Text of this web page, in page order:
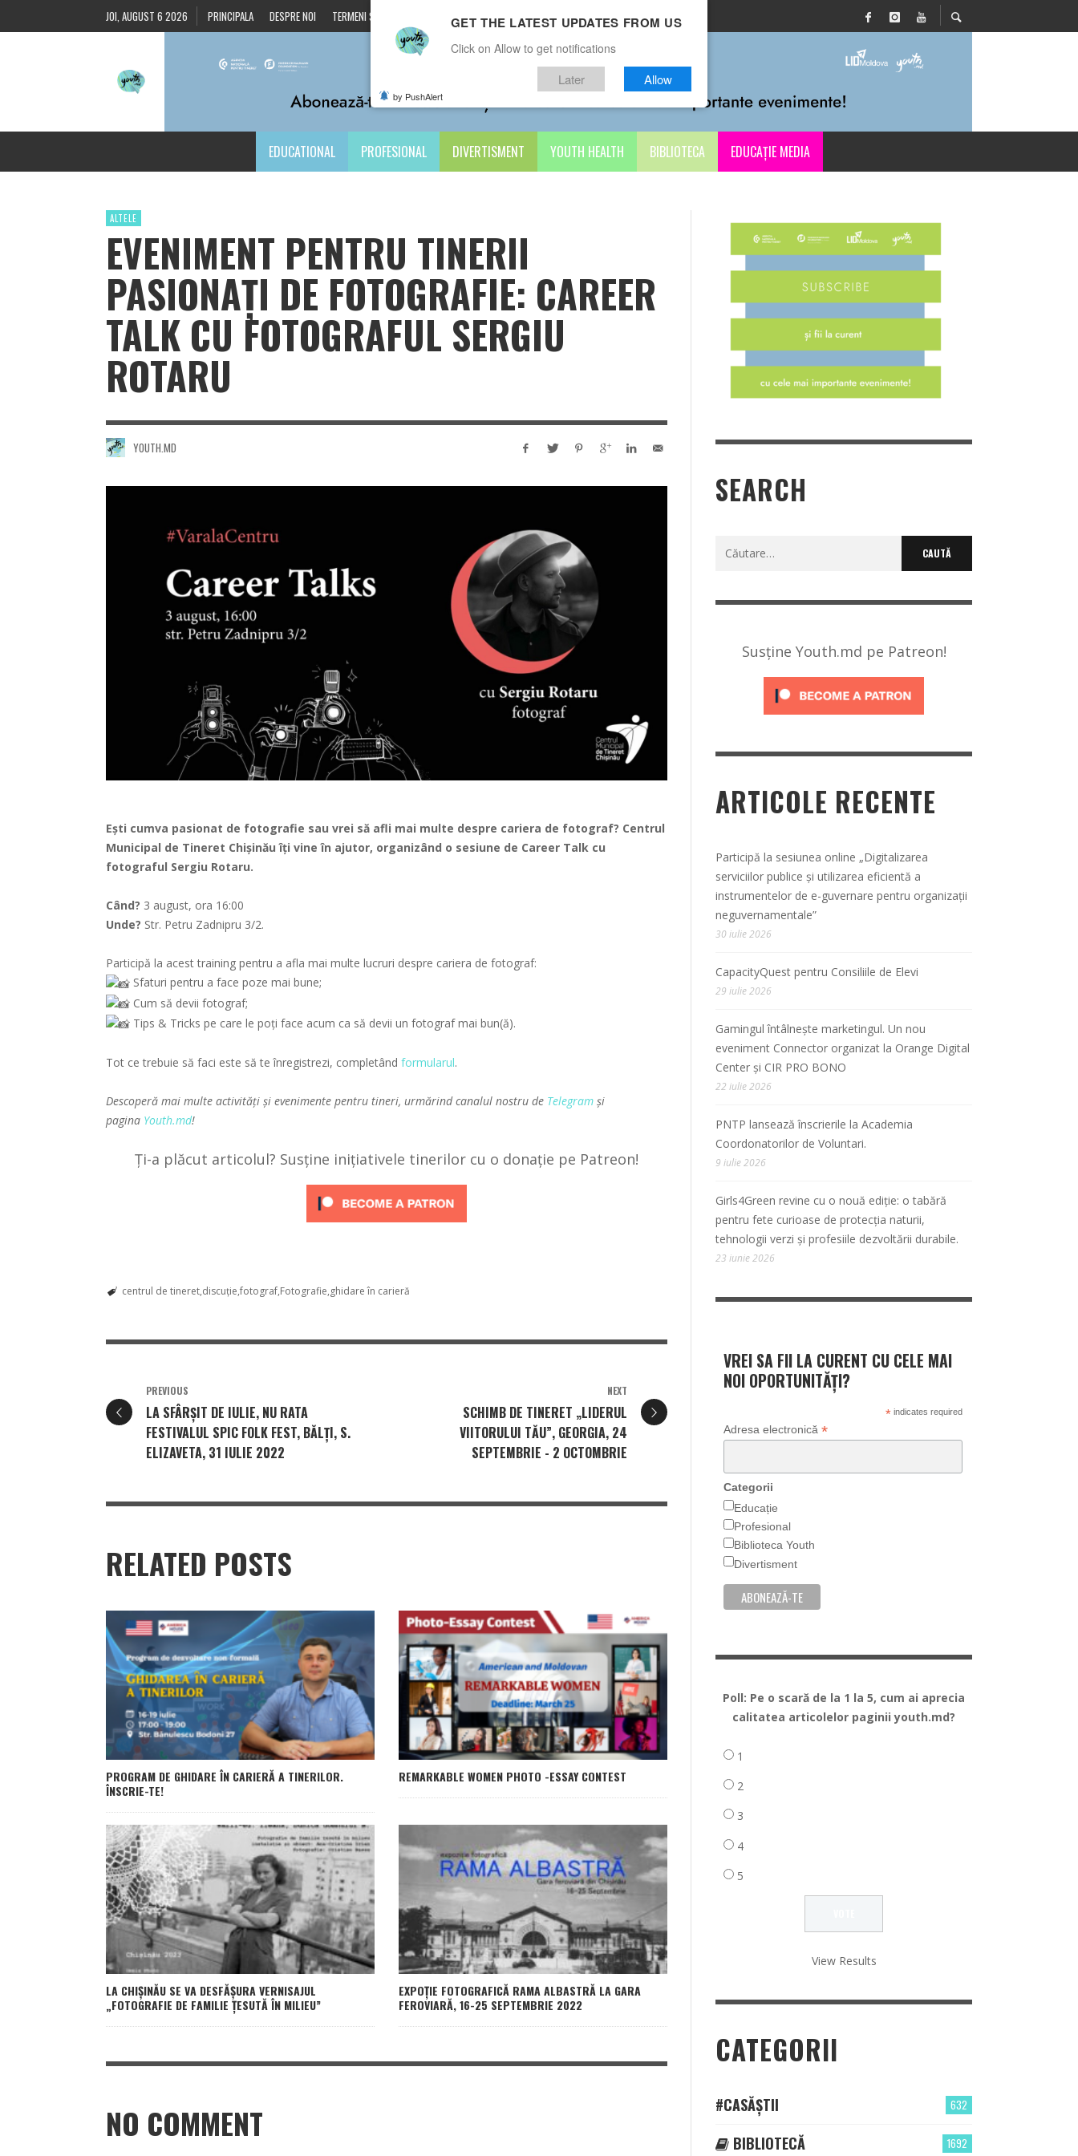
JOI, AUGUST 6 2026 PRINCIPALA DESPRE NOI TERMENI ȘI CONDIȚII CONTACTE
EDUCATIONAL PROFESIONAL DIVERTISMENT YOUTH HEALTH BIBLIOTECA EDUCAȚIE MEDIA
ALTELE
EVENIMENT PENTRU TINERII
PASIONAȚI DE FOTOGRAFIE: CAREER
TALK CU FOTOGRAFUL SERGIU
ROTARU
YOUTH.MD
Ești cumva pasionat de fotografie sau vrei să afli mai multe despre cariera de fotograf? Centrul
Municipal de Tineret Chișinău îți vine în ajutor, organizând o sesiune de Career Talk cu
fotograful Sergiu Rotaru.
Când? 3 august, ora 16:00
Unde? Str. Petru Zadnipru 3/2.
Participă la acest training pentru a afla mai multe lucruri despre cariera de fotograf:
Sfaturi pentru a face poze mai bune;
Cum să devii fotograf;
Tips & Tricks pe care le poți face acum ca să devii un fotograf mai bun(ă).
Tot ce trebuie să faci este să te înregistrezi, completând formularul.
Descoperă mai multe activități și evenimente pentru tineri, urmărind canalul nostru de Telegram și
pagina Youth.md!
Ți-a plăcut articolul? Susține inițiativele tinerilor cu o donație pe Patreon!
centrul de tineret discuție fotograf Fotografie ghidare în carieră
PREVIOUS
LA SFÂRȘIT DE IULIE, NU RATA
FESTIVALUL SPIC FOLK FEST, BĂLȚI, S.
ELIZAVETA, 31 IULIE 2022
NEXT
SCHIMB DE TINERET „LIDERUL
VIITORULUI TĂU”, GEORGIA, 24
SEPTEMBRIE - 2 OCTOMBRIE
RELATED POSTS
PROGRAM DE GHIDARE ÎN CARIERĂ A TINERILOR.
ÎNSCRIE-TE!
REMARKABLE WOMEN PHOTO -ESSAY CONTEST
LA CHIȘINĂU SE VA DESFĂȘURA VERNISAJUL
„FOTOGRAFIE DE FAMILIE ȚESUTĂ ÎN MILIEU”
EXPOȚIE FOTOGRAFICĂ RAMA ALBASTRĂ LA GARA
FEROVIARĂ, 16-25 SEPTEMBRIE 2022
NO COMMENT
SEARCH
Caută
Susține Youth.md pe Patreon!
ARTICOLE RECENTE
Participă la sesiunea online „Digitalizarea
serviciilor publice și utilizarea eficientă a
instrumentelor de e-guvernare pentru organizații
neguvernamentale”
30 iulie 2026
CapacityQuest pentru Consiliile de Elevi
29 iulie 2026
Gamingul întâlnește marketingul. Un nou
eveniment Connector organizat la Orange Digital
Center și CIR PRO BONO
22 iulie 2026
PNTP lansează înscrierile la Academia
Coordonatorilor de Voluntari.
9 iulie 2026
Girls4Green revine cu o nouă ediție: o tabără
pentru fete curioase de protecția naturii,
tehnologii verzi și profesiile dezvoltării durabile.
23 iunie 2026
VREI SA FII LA CURENT CU CELE MAI
NOI OPORTUNITĂȚI?
*indicates required
Adresa electronică *
Categorii
Educație
Profesional
Biblioteca Youth
Divertisment
Poll: Pe o scară de la 1 la 5, cum ai aprecia
calitatea articolelor paginii youth.md?
1
2
3
4
5
View Results
CATEGORII
632
#CASĂȘTII
1692
BIBLIOTECĂ
GET THE LATEST UPDATES FROM US
Click on Allow to get notifications
Later Allow
by PushAlert